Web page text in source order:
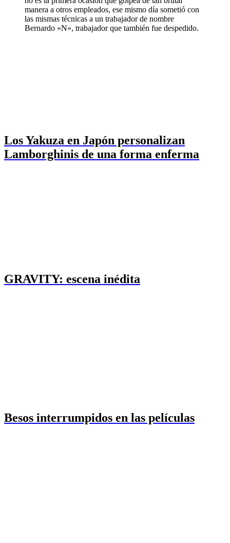
manera a otros empleados, ese mismo día sometió con
las mismas técnicas a un trabajador de nombre
Bernardo «N», trabajador que también fue despedido.
Los Yakuza en Japón personalizan
Lamborghinis de una forma enferma
GRAVITY: escena inédita
Besos interrumpidos en las películas